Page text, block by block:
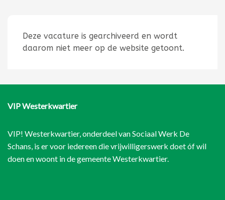
Deze vacature is gearchiveerd en wordt
daarom niet meer op de website getoont.
VIP Westerkwartier
VIP! Westerkwartier, onderdeel vanSociaal Werk De
Schans , is er voor iedereen die vrijwilligerswerk doet óf wil
doen en woont in de gemeente Westerkwartier.